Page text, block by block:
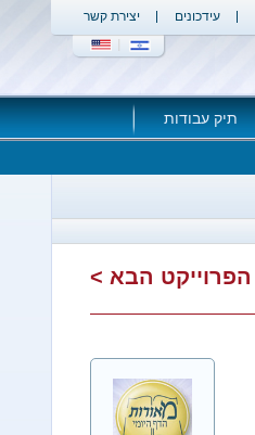
יצירת קשר עידכונים
תיק עבודות
הפרוייקט הבא >